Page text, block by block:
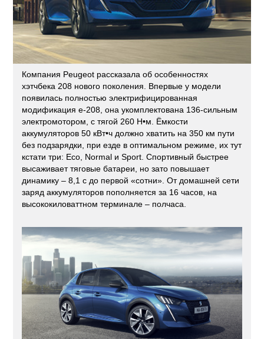
Компания Peugeot рассказала об особенностях
хэтчбека 208 нового поколения. Впервые у модели
появилась полностью электрифицированная
модификация e-208, она укомплектована 136-сильным
электромотором, с тягой 260 Н•м. Ёмкости
аккумуляторов 50 кВт•ч должно хватить на 350 км пути
без подзарядки, при езде в оптимальном режиме, их тут
кстати три: Eco, Normal и Sport. Спортивный быстрее
высаживает тяговые батареи, но зато повышает
динамику – 8,1 с до первой «сотни». От домашней сети
заряд аккумуляторов пополняется за 16 часов, на
высококиловаттном терминале – полчаса.